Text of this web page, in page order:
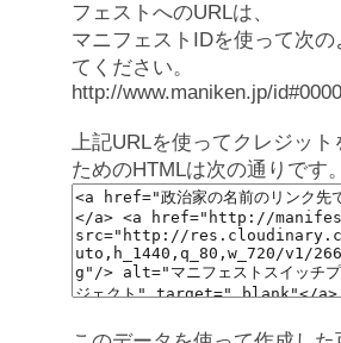
フェストへのURLは、
マニフェストIDを使って次の
てください。
http://www.maniken.jp/
上記URLを使ってクレジット
ためのHTMLは次の通りです。